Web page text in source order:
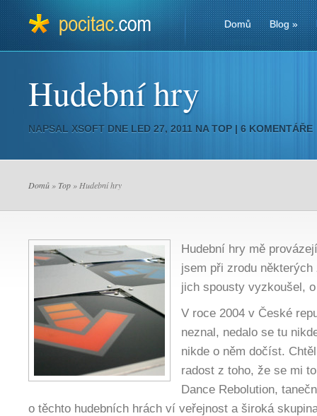
Domů Blog»
Hudební hry
NAPSAL XSOFT DNE LED 27, 2011 NA TOP | 6 KOMENTÁŘE
Domů » Top » Hudební hry
Hudební hry mě
jsem při zrodu
jich spousty vyzkoušel,
V roce 2004 v České
neznal, nedalo se tu
nikde o něm dočíst.
radost z toho, že se mi
Dance Rebolution,
o těchto hudebních hrách ví veřejnost a široká